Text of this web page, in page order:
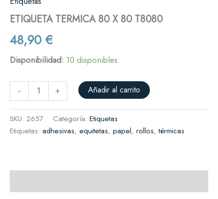
ETIQUETA TERMICA 80 X 80 T8080
48,90 €
Disponibilidad: 10 disponibles
- + Añadir al carrito
SKU: 2657 Categoría: Etiquetas
Etiquetas: adhesivas, equitetas, papel, rollos,térmicas